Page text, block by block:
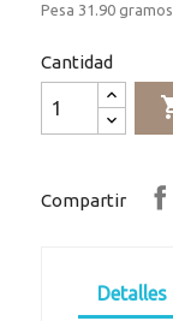
Pesa 31.90
Cantidad
Compartir